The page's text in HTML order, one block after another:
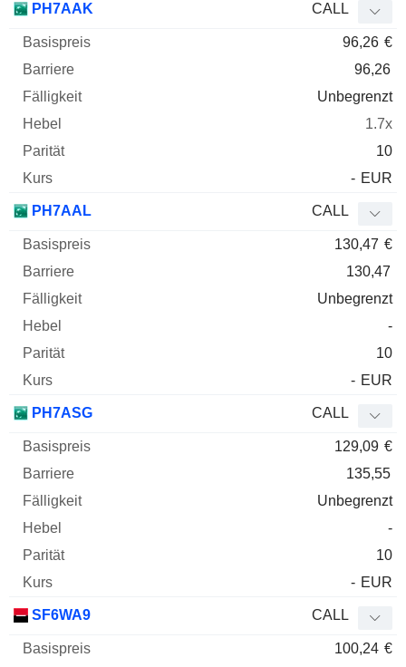
PH7AAK CALL
96,26 €
96,26
Unbegrenzt
1.7x
10
- EUR
PH7AAL CALL
130,47 €
130,47
Unbegrenzt
-
10
- EUR
PH7ASG CALL
129,09 €
135,55
Unbegrenzt
-
10
- EUR
SF6WA9 CALL
100,24 €